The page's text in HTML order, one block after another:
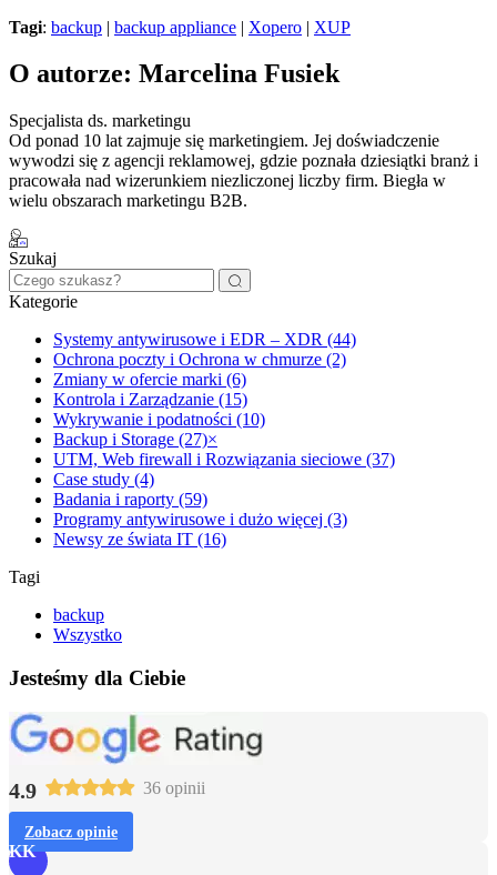
Tagi: backup | backup appliance | Xopero | XUP
O autorze: Marcelina Fusiek
Specjalista ds. marketingu
Od ponad 10 lat zajmuje się marketingiem. Jej doświadczenie
wywodzi się z agencji reklamowej, gdzie poznała dziesiątki branż i
pracowała nad wizerunkiem niezliczonej liczby firm. Biegła w
wielu obszarach marketingu B2B.
Szukaj
Kategorie
Systemy antywirusowe i EDR – XDR (44)
Ochrona poczty i Ochrona w chmurze (2)
Zmiany w ofercie marki (6)
Kontrola i Zarządzanie (15)
Wykrywanie i podatności (10)
Backup i Storage (27)×
UTM, Web firewall i Rozwiązania sieciowe (37)
Case study (4)
Badania i raporty (59)
Programy antywirusowe i dużo więcej (3)
Newsy ze świata IT (16)
Tagi
backup
Wszystko
Jesteśmy dla Ciebie
4.9 36 opinii
Zobacz opinie
KK